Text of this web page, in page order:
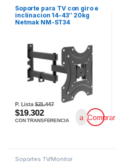
Soporte para TV con giro e
inclinacion 14-43″ 20kg
Netmak NM-ST34
P. Lista$21.447
$19.302
CON TRANSFERENCIA Comprar
Soportes TV/Monitor